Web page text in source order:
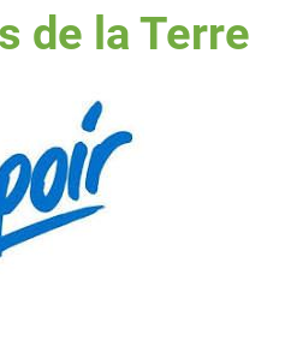
de la Terre